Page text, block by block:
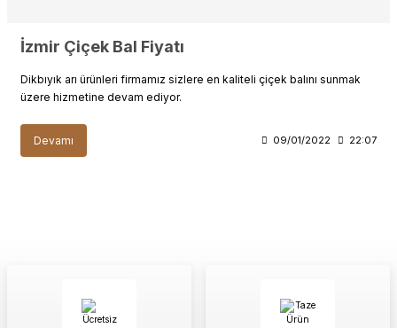
İzmir Çiçek Bal Fiyatı
Dikbıyık arı ürünleri firmamız sizlere en kaliteli çiçek balını sunmak
üzere hizmetine devam ediyor.
Devamı 09/01/2022 22:07